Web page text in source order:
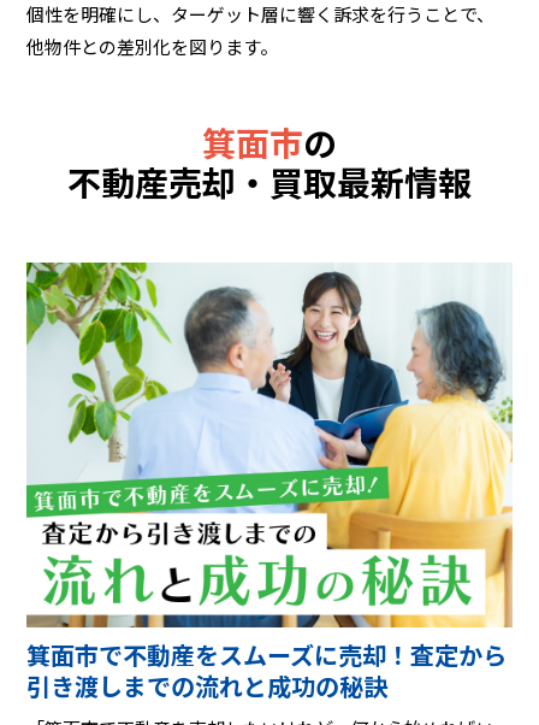
個性を明確にし、ターゲット層に響く訴求を行うことで、
他物件との差別化を図ります。
箕面市の
不動産売却・買取最新情報
箕面市で不動産をスムーズに売却！査定から
引き渡しまでの流れと成功の秘訣